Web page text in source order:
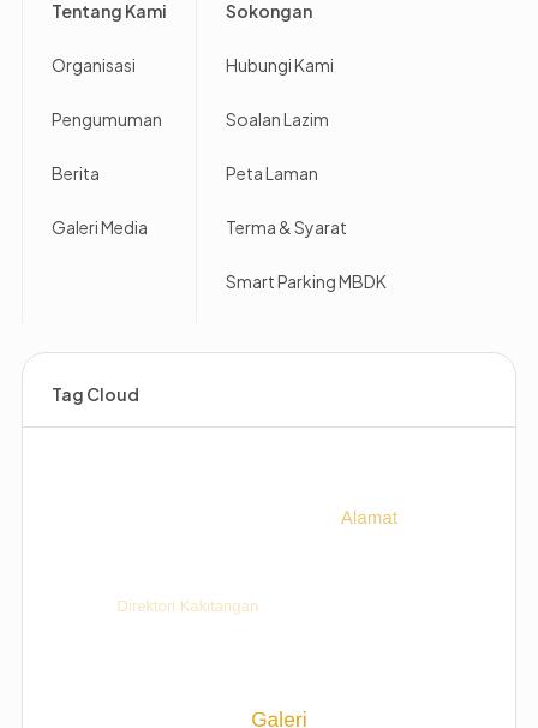
Tentang Kami
Organisasi
Pengumuman
Berita
Galeri Media
Sokongan
Hubungi Kami
Soalan Lazim
Peta Laman
Terma & Syarat
Smart Parking MBDK
Tag Cloud